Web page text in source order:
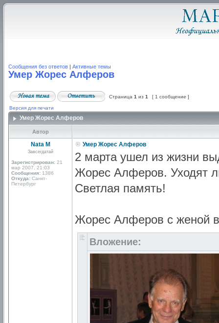
Сообщения без ответов | Активные темы
Умер Жорес Алферов
Страница 1 из 1 [ 1 сообщение ]
Версия для печати
Умер Жорес Алферов
Автор
Nata M
Завсегдатай
Зарегистрирован: 21
мар 2007, 21:03
Сообщения: 1386
Откуда: Санкт-
Петербург
Умер Жорес Алферов
2 марта ушел из жизни
Жорес Алферов. Уходят
Светлая память!
Жорес Алферов с женой
Вложение: